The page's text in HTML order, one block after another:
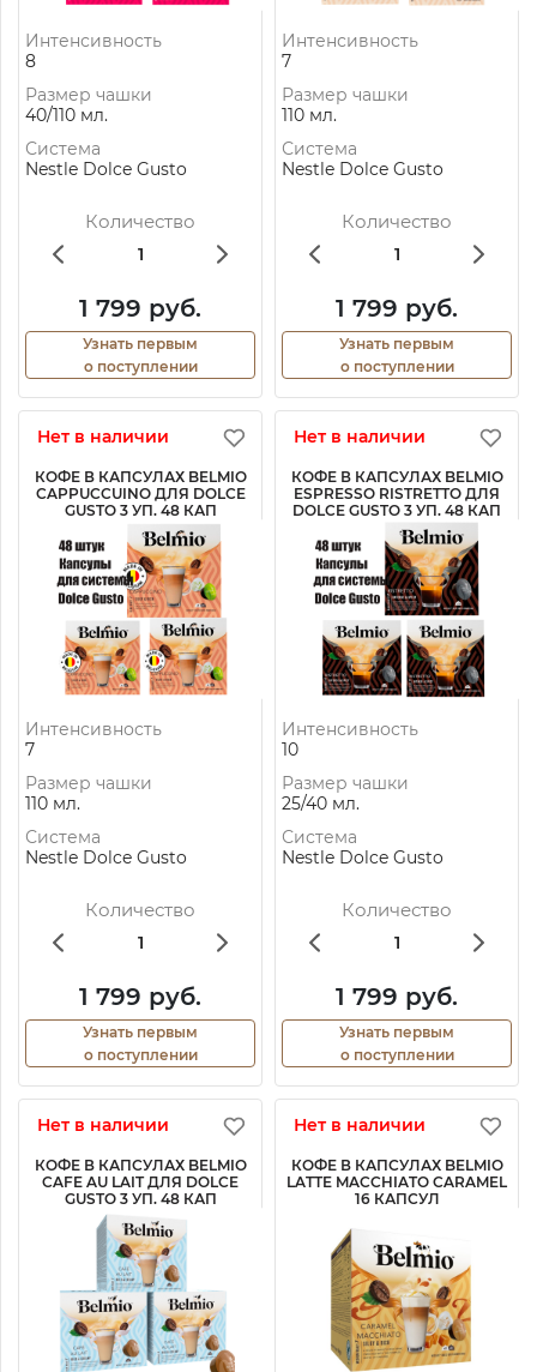
Интенсивность
8
Размер чашки
40/110 мл.
Система
Nestle Dolce Gusto
Количество
1 799 руб.
Узнать первым
о поступлении
Интенсивность
7
Размер чашки
110 мл.
Система
Nestle Dolce Gusto
Количество
1 799 руб.
Узнать первым
о поступлении
Нет в наличии
КОФЕ В КАПСУЛАХ BELMIO
CAPPUCCUINO ДЛЯ DOLCE
GUSTO 3 УП. 48 КАП
Интенсивность
7
Размер чашки
110 мл.
Система
Nestle Dolce Gusto
Количество
1 799 руб.
Узнать первым
о поступлении
Нет в наличии
КОФЕ В КАПСУЛАХ BELMIO
ESPRESSO RISTRETTO ДЛЯ
DOLCE GUSTO 3 УП. 48 КАП
Интенсивность
10
Размер чашки
25/40 мл.
Система
Nestle Dolce Gusto
Количество
1 799 руб.
Узнать первым
о поступлении
Нет в наличии
КОФЕ В КАПСУЛАХ BELMIO
CAFE AU LAIT ДЛЯ DOLCE
GUSTO 3 УП. 48 КАП
Нет в наличии
КОФЕ В КАПСУЛАХ BELMIO
LATTE MACCHIATO CARAMEL
16 КАПСУЛ